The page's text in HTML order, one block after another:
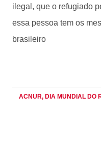
ilegal, que o refugiado
essa pessoa tem os
brasileiro
ACNUR, DIA MUNDIAL DO